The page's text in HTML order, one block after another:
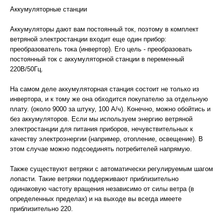
Аккумуляторные станции
Аккумуляторы дают вам постоянный ток, поэтому в комплект
ветряной электростанции входит еще один прибор:
преобразователь тока (инвертор). Его цель - преобразовать
постоянный ток с аккумуляторной станции в переменный
220В/50Гц.
На самом деле аккумуляторная станция состоит не только из
инвертора, и к тому же она обходится покупателю за отдельную
плату. (около 9000 за штуку, 100 А/ч). Конечно, можно обойтись и
без аккумуляторов. Если мы используем энергию ветряной
электростанции для питания приборов, нечувствительных к
качеству электроэнергии (например, отопление, освещение). В
этом случае можно подсоединять потребителей напрямую.
Также существуют ветряки с автоматически регулируемым шагом
лопасти. Такие ветряки поддерживают приблизительно
одинаковую частоту вращения независимо от силы ветра (в
определенных пределах) и на выходе вы всегда имеете
приблизительно 220.